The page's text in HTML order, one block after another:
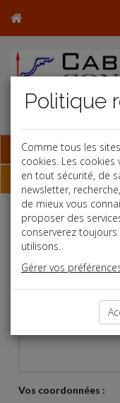
Base documentaire
Contact
Si vous souhaitez
veuillez nous
Vos commentaires *:
Vos coordonnées :
Politique
Comme tous les
cookies. Les
en tout sécurité, de
newsletter,
de mieux vous
proposer des
conserverez
utilisons.
Gérer vos